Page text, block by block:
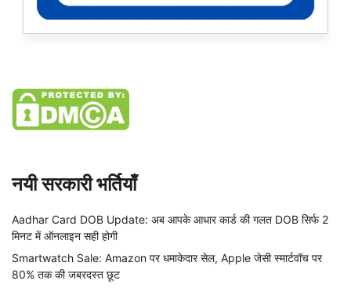
नयी सरकारी भर्तियाँ
Aadhar Card DOB Update: अब आपके आधार कार्ड की गलत DOB सिर्फ 2
मिनट में ऑनलाइन सही होगी
Smartwatch Sale: Amazon पर धमाकेदार सेल, Apple जेसी स्मार्टवॉच पर
80% तक की जबरदस्त छूट